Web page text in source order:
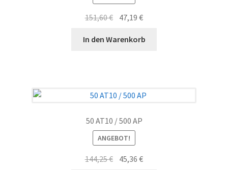
151,60€ Ursprünglicher
war:
47,19€Aktueller
ist:
In den Warenkorb
50 AT10 / 500 AP
ANGEBOT!
144,25€ Ursprünglicher
45,36€Aktueller